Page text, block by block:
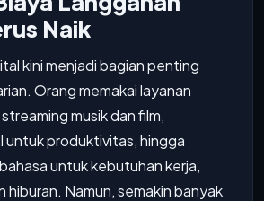
Naik
kini menjadi bagian penting
Orang memakai layanan
musik dan film,
untuk produktivitas, hingga
untuk kebutuhan kerja,
hiburan. Namun, semakin banyak